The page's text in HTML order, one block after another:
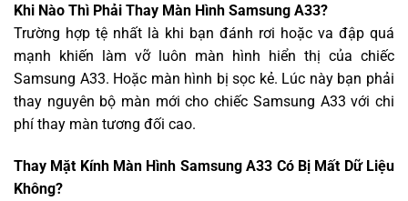
Khi Nào Thì Phải Thay Màn Hình Samsung A33?
Trường hợp tệ nhất là khi bạn đánh rơi hoặc va đập quá
mạnh khiến làm vỡ luôn màn hình hiển thị của chiếc
Samsung A33. Hoặc màn hình bị sọc kẻ. Lúc này bạn phải
thay nguyên bộ màn mới cho chiếc Samsung A33 với chi
phí thay màn tương đối cao.
Thay Mặt Kính Màn Hình Samsung A33 Có Bị Mất Dữ Liệu
Không?